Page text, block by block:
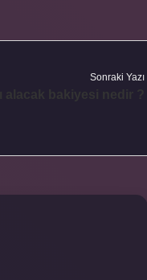
Sonraki Yazı